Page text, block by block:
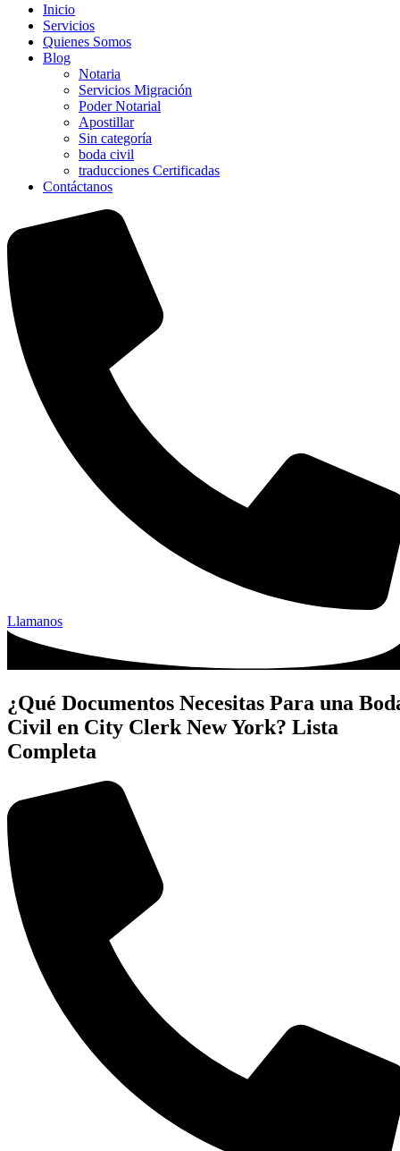
Inicio
Servicios
Quienes Somos
Blog
Notaria
Servicios Migración
Poder Notarial
Apostillar
Sin categoría
boda civil
traducciones Certificadas
Contáctanos
Llamanos
¿Qué Documentos Necesitas Para una
Civil en City Clerk New York? Lista
Completa